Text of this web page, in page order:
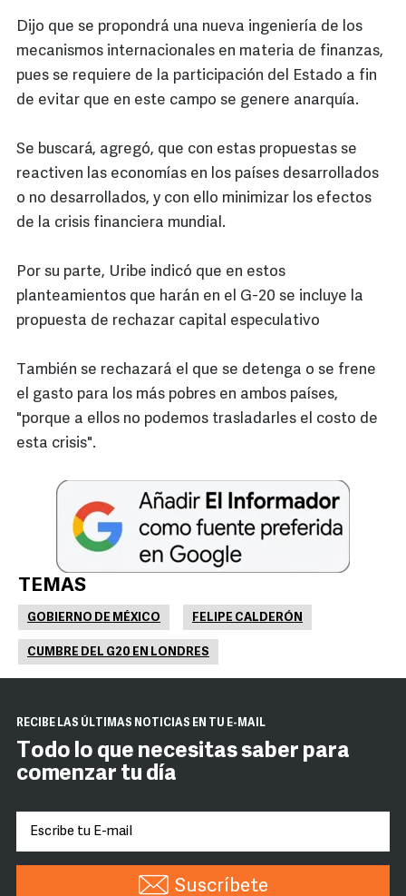
Dijo que se propondrá una nueva ingeniería de los
mecanismos internacionales en materia de finanzas,
pues se requiere de la participación del Estado a fin
de evitar que en este campo se genere anarquía.
Se buscará, agregó, que con estas propuestas se
reactiven las economías en los países desarrollados
o no desarrollados, y con ello minimizar los efectos
de la crisis financiera mundial.
Por su parte, Uribe indicó que en estos
planteamientos que harán en el G-20 se incluye la
propuesta de rechazar capital especulativo
También se rechazará el que se detenga o se frene
el gasto para los más pobres en ambos países,
"porque a ellos no podemos trasladarles el costo de
esta crisis".
TEMAS
GOBIERNO DE MÉXICO FELIPE CALDERÓN
CUMBRE DEL G20 EN LONDRES
RECIBE LAS ÚLTIMAS NOTICIAS EN TU E-MAIL
Todo lo que necesitas saber para
comenzar tu día
Suscríbete